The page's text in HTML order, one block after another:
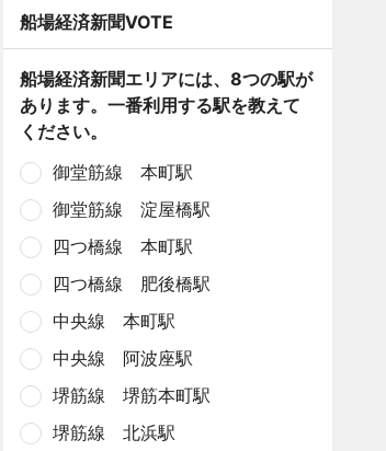
船場経済新聞VOTE
船場経済新聞エリアには、8つの駅が
あります。一番利用する駅を教えて
ください。
御堂筋線 本町駅
御堂筋線 淀屋橋駅
四つ橋線 本町駅
四つ橋線 肥後橋駅
中央線 本町駅
中央線 阿波座駅
堺筋線 堺筋本町駅
堺筋線 北浜駅